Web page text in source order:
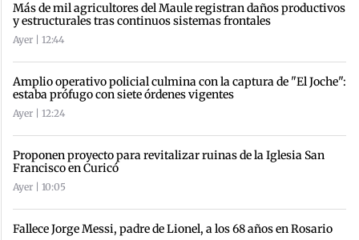
Más de mil agricultores del Maule registran daños productivos
y estructurales tras continuos sistemas frontales
Ayer | 12:44
Amplio operativo policial culmina con la captura de "El Joche":
estaba prófugo con siete órdenes vigentes
Ayer | 12:24
Proponen proyecto para revitalizar ruinas de la Iglesia San
Francisco en Curicó
Ayer | 10:05
Fallece Jorge Messi, padre de Lionel, a los 68 años en Rosario